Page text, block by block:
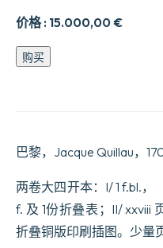
价格 : 15.000,00 €
演
示
解
数
学
问
题
购买
巴黎，Jacque Quillau，
两卷大四开本：I/ 1 f.bl.，
f. 及 1份折叠表；II/ xxviii
折叠铜版印刷插图。少量